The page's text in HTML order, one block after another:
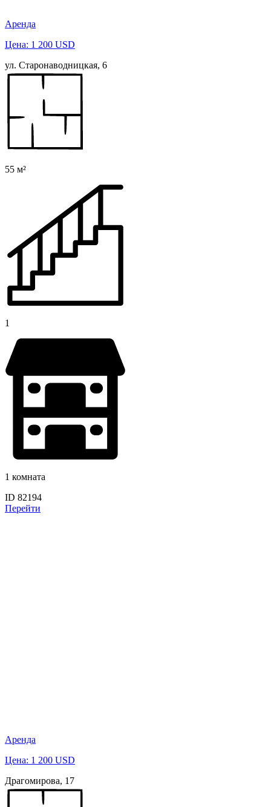
Аренда
Цена: 1 200 USD
ул. Старонаводницкая, 6
55 м²
1
1 комната
ID 82194
Перейти
Аренда
Цена: 1 200 USD
Драгомирова, 17